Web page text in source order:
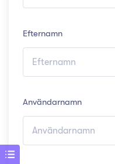
Efternamn
Användarnamn